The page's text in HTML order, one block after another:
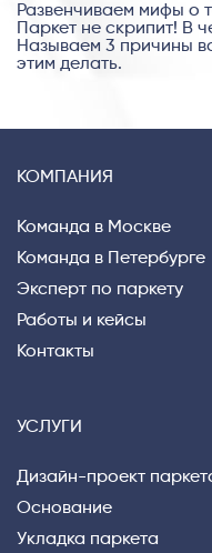
Развенчиваем мифы о
Паркет не скрипит! В
Называем 3 причины
этим делать.
КОМПАНИЯ
Команда в Москве
Команда в Петербурге
Эксперт по паркету
Работы и кейсы
Контакты
УСЛУГИ
Дизайн-проект
Основание
Укладка паркета